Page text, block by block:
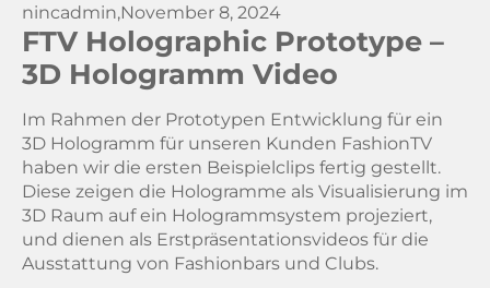
nincadmin,November 8, 2024
FTV Holographic Prototype –
3D Hologramm Video
Im Rahmen der Prototypen Entwicklung für ein
3D Hologramm für unseren Kunden FashionTV
haben wir die ersten Beispielclips fertig gestellt.
Diese zeigen die Hologramme als Visualisierung im
3D Raum auf ein Hologrammsystem projeziert,
und dienen als Erstpräsentationsvideos für die
Ausstattung von Fashionbars und Clubs.